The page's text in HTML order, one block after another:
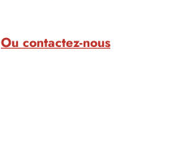
Ou contactez-nous